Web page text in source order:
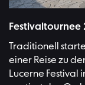
Festivaltournee
Traditionell
einer Reise zu
Lucerne Festival